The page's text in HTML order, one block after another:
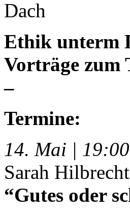
Ethik unterm
Vorträge zum
–
Termine:
14. Mai |
Sarah
“Gutes oder